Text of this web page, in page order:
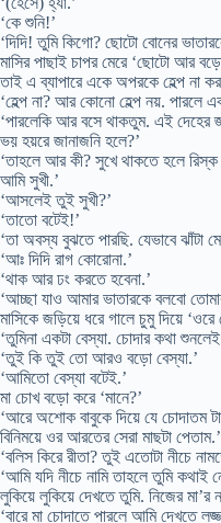
‘কে শুনি!’
‘দিদি! তুমি কিগো? ছোটো বোনের
মাসির পাছাই চাপর মেরে ‘ছোটো আর
তাই এ ব্যাপারে একে অপরকে হেল্প না
‘হেল্প না? আর কোনো হেল্প নয়. পারলে
‘পারলেকি আর বসে থাকতুম. এই দেহের
ভয় হয়রে জানাজনি হলে?’
‘তাহলে আর কী? সুখে থাকতে হলে
আমি সুখী.’
‘আসলেই তুই সুখী?’
‘তাতো বটেই!’
‘তা অবস্য বুঝতে পারছি. যেভাবে ঝাঁটা
‘আঃ দিদি রাগ কোরোনা.’
‘থাক আর ঢং করতে হবেনা.’
‘আচ্ছা যাও আমার ভাতারকে বলবো
মাসিকে জড়িয়ে ধরে গালে চুমু দিয়ে
‘তুমিনা একটা বেস্যা. চোদার কথা
‘তুই কি তুই তো আরও বড়ো বেস্যা.’
‘আমিতো বেস্যা বটেই.’
মা চোখ বড়ো করে ‘মানে?’
‘আরে অশোক বাবুকে দিয়ে যে চোদাতম
বিনিময়ে ওর আরতের সেরা মাছটা পেতাম.’
‘বলিস কিরে রীতা? তুই এতোটা নীচে
‘আমি যদি নীচে নামি তাহলে তুমি
লুকিয়ে লুকিয়ে দেখতে তুমি. নিজের মা’র
‘বারে মা চোদাতে পারলে আমি দেখতে